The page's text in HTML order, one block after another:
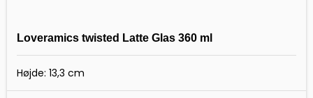
Loveramics twisted Latte Glas 360 ml
Højde: 13,3 cm